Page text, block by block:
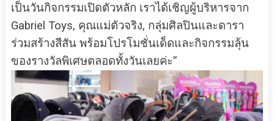
เป็นวันกิจกรรมเปิดตัวหลัก เราได้เชิญผู้บริหารจาก
Gabriel Toys, คุณแม่ตัวจริง, กลุ่มศิลปินและดารา
ร่วมสร้างสีสัน พร้อมโปรโมชั่นเด็ดและกิจกรรมลุ้น
ของรางวัลพิเศษตลอดทั้งวันเลยค่ะ”